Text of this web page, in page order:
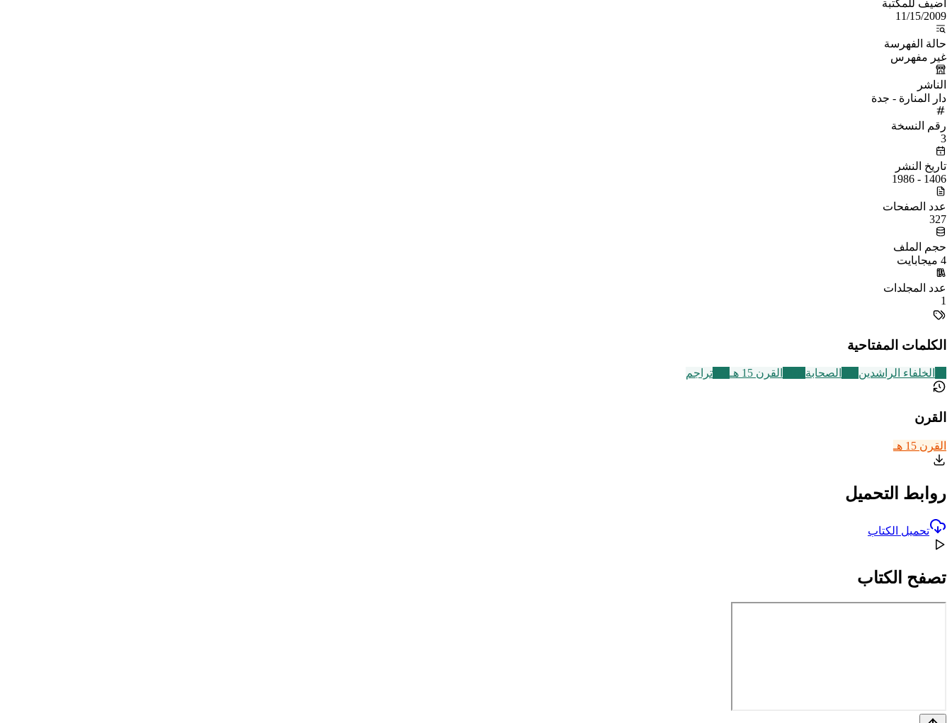
أُضيف للمكتبة
11/15/2009
حالة الفهرسة
غير مفهرس
الناشر
دار المنارة - جدة
رقم النسخة
3
تاريخ النشر
1406 - 1986
عدد الصفحات
327
حجم الملف
4 ميجابايت
عدد المجلدات
1
الكلمات المفتاحية
الخلفاء الراشدين الصحابة القرن 15 هـ تراجم
القرن
القرن 15 هـ
روابط التحميل
تحميل الكتاب
تصفح الكتاب